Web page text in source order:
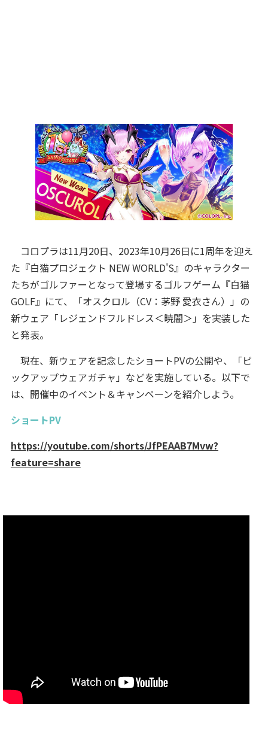
コロプラは11月20日、2023年10月26日に1周年を迎え
た『白猫プロジェクト NEW WORLD'S』のキャラクター
たちがゴルファーとなって登場するゴルフゲーム『白猫
GOLF』にて、「オスクロル（CV：茅野 愛衣さん）」の
新ウェア「レジェンドフルドレス＜暁闇＞」を実装した
と発表。
現在、新ウェアを記念したショートPVの公開や、「ピ
ックアップウェアガチャ」などを実施している。以下で
は、開催中のイベント＆キャンペーンを紹介しよう。
ショートPV
https://youtube.com/shorts/JfPEAAB7Mvw?
feature=share